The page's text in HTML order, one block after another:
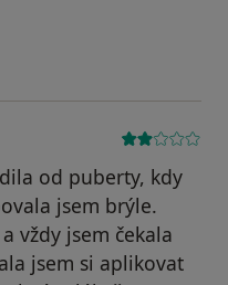
Pacient
od puberty, kdy
jsem brýle.
vždy jsem čekala
jsem si aplikovat